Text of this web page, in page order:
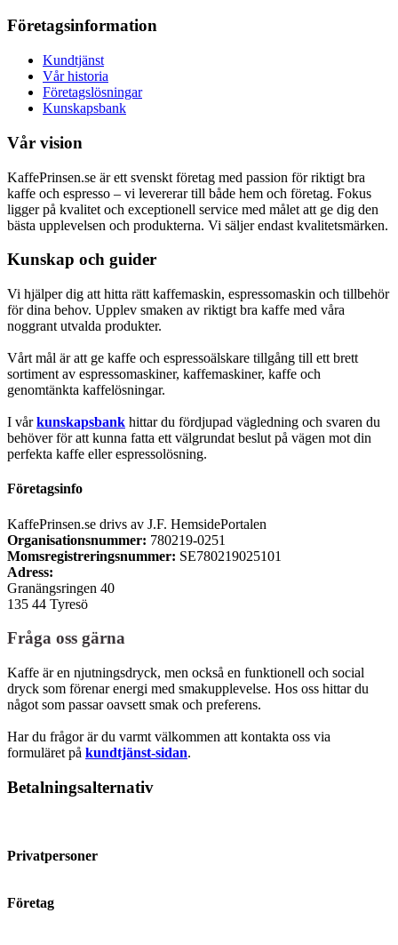
Företagsinformation
Kundtjänst
Vår historia
Företagslösningar
Kunskapsbank
Vår vision
KaffePrinsen.se är ett svenskt företag med passion för riktigt bra
kaffe och espresso – vi levererar till både hem och företag. Fokus
ligger på kvalitet och exceptionell service med målet att ge dig den
bästa upplevelsen och produkterna. Vi säljer endast kvalitetsmärken.
Kunskap och guider
Vi hjälper dig att hitta rätt kaffemaskin, espressomaskin och tillbehör
för dina behov. Upplev smaken av riktigt bra kaffe med våra
noggrant utvalda produkter.
Vårt mål är att ge kaffe och espressoälskare tillgång till ett brett
sortiment av espressomaskiner, kaffemaskiner, kaffe och
genomtänkta kaffelösningar.
I vårkunskapsbank hittar du fördjupad vägledning och svaren du
behöver för att kunna fatta ett välgrundat beslut på vägen mot din
perfekta kaffe eller espressolösning.
Företagsinfo
KaffePrinsen.se drivs av J.F. HemsidePortalen
Organisationsnummer: 780219-0251
Momsregistreringsnummer: SE780219025101
Adress:
Granängsringen 40
135 44 Tyresö
Fråga oss gärna
Kaffe är en njutningsdryck, men också en funktionell och social
dryck som förenar energi med smakupplevelse. Hos oss hittar du
något som passar oavsett smak och preferens.
Har du frågor är du varmt välkommen att kontakta oss via
formuläret på kundtjänst-sidan.
Betalningsalternativ
Privatpersoner
Företag